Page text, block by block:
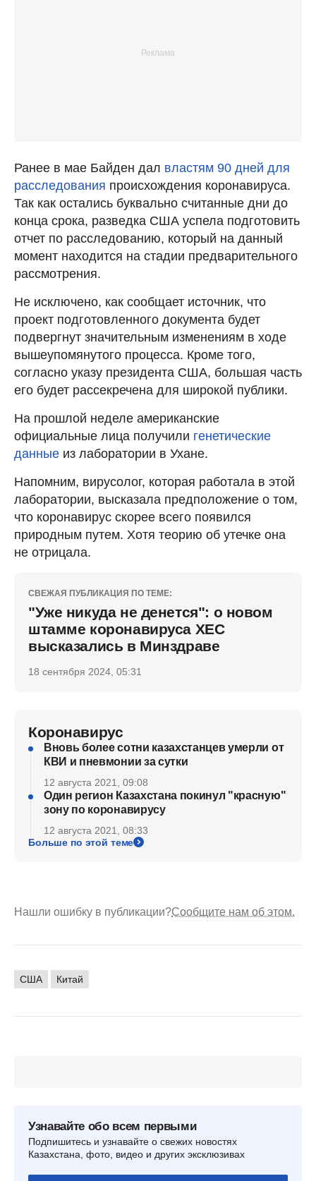
Ранее в мае Байден дал властям 90 дней для
расследования происхождения коронавируса.
Так как остались буквально считанные дни до
конца срока, разведка США успела подготовить
отчет по расследованию, который на данный
момент находится на стадии предварительного
рассмотрения.
Не исключено, как сообщает источник, что
проект подготовленного документа будет
подвергнут значительным изменениям в ходе
вышеупомянутого процесса. Кроме того,
согласно указу президента США, большая часть
его будет рассекречена для широкой публики.
На прошлой неделе американские
официальные лица получили генетические
данные из лаборатории в Ухане.
Напомним, вирусолог, которая работала в этой
лаборатории, высказала предположение о том,
что коронавирус скорее всего появился
природным путем. Хотя теорию об утечке она
не отрицала.
СВЕЖАЯ ПУБЛИКАЦИЯ ПО ТЕМЕ:
"Уже никуда не денется": о новом
штамме коронавируса ХЕС
высказались в Минздраве
18 сентября 2024, 05:31
Коронавирус
Вновь более сотни казахстанцев умерли от
КВИ и пневмонии за сутки
12 августа 2021, 09:08
Один регион Казахстана покинул "красную"
зону по коронавирусу
12 августа 2021, 08:33
Больше по этой теме
Нашли ошибку в публикации?Сообщите нам об этом.
США Китай
Узнавайте обо всем первыми
Подпишитесь и узнавайте о свежих новостях
Казахстана, фото, видео и других эксклюзивах